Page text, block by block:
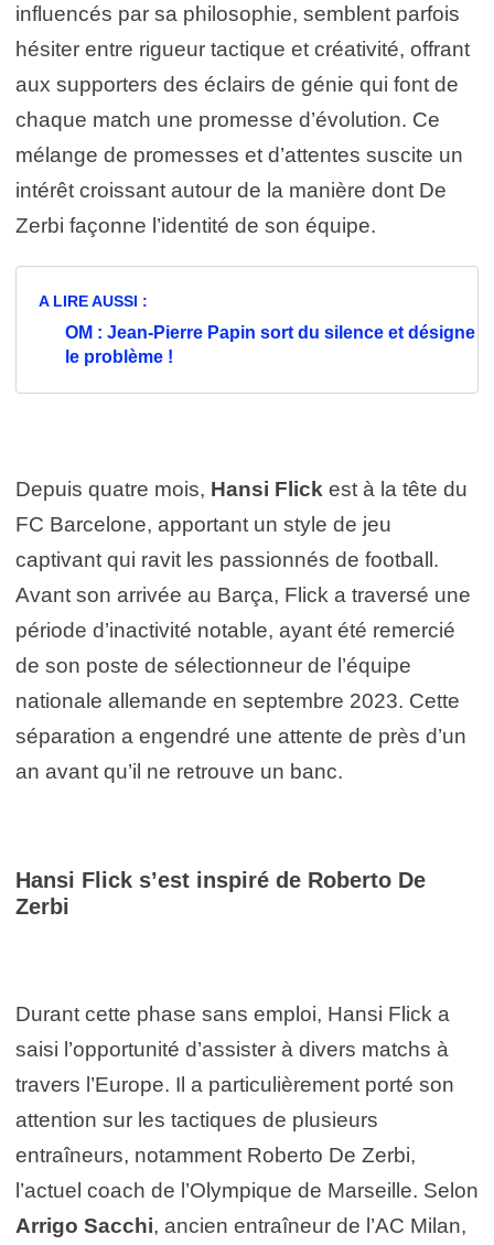
influencés par sa philosophie, semblent parfois
hésiter entre rigueur tactique et créativité, offrant
aux supporters des éclairs de génie qui font de
chaque match une promesse d’évolution. Ce
mélange de promesses et d’attentes suscite un
intérêt croissant autour de la manière dont De
Zerbi façonne l’identité de son équipe.
A LIRE AUSSI :
OM : Jean-Pierre Papin sort du silence et désigne
le problème !
Depuis quatre mois, Hansi Flick est à la tête du
FC Barcelone, apportant un style de jeu
captivant qui ravit les passionnés de football.
Avant son arrivée au Barça, Flick a traversé une
période d’inactivité notable, ayant été remercié
de son poste de sélectionneur de l’équipe
nationale allemande en septembre 2023. Cette
séparation a engendré une attente de près d’un
an avant qu’il ne retrouve un banc.
Hansi Flick s’est inspiré de Roberto De
Zerbi
Durant cette phase sans emploi, Hansi Flick a
saisi l’opportunité d’assister à divers matchs à
travers l’Europe. Il a particulièrement porté son
attention sur les tactiques de plusieurs
entraîneurs, notamment Roberto De Zerbi,
l’actuel coach de l’Olympique de Marseille. Selon
Arrigo Sacchi, ancien entraîneur de l’AC Milan,